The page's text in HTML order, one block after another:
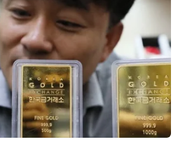
không khí trở nên ngột
của đội tuyển
cái nóng kinh hoàng
khi kể rằng việc duy trì
điều kiện khắc nghiệt
hạn đối với thể lực cầu